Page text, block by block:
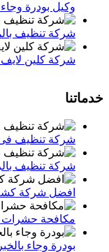
وكيل بودرة
شركة تنظيف
شركة كلين لايف بمكة خصم 40% لفترة محدودة
خدماتنا
شركة تنظيف
شركة تنظيف بالرياض 0556501701 كلــين لايــن خصم 39% تنظيف
افضل شركة كشف تسربات
مكافحة حشرات بالرياض 055650170 خصم 39% القضاء
بودرة وجاء بالخبر